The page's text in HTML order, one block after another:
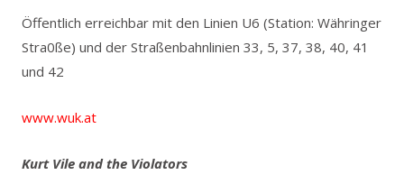
Öffentlich erreichbar mit den Linien U6 (Station: Währinger
Stra0ße) und der Straßenbahnlinien 33, 5, 37, 38, 40, 41
und 42
www.wuk.at
Kurt Vile and the Violators